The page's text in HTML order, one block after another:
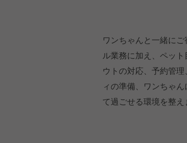
ワンちゃんと一緒に
ル業務に加え、ペッ
ウトの対応、予約管
ィの準備、ワンちゃ
て過ごせる環境を整え